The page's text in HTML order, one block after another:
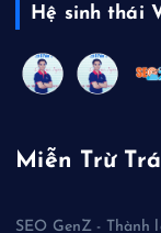
Hệ sinh thái
Miễn Trừ
SEO GenZ - Thành